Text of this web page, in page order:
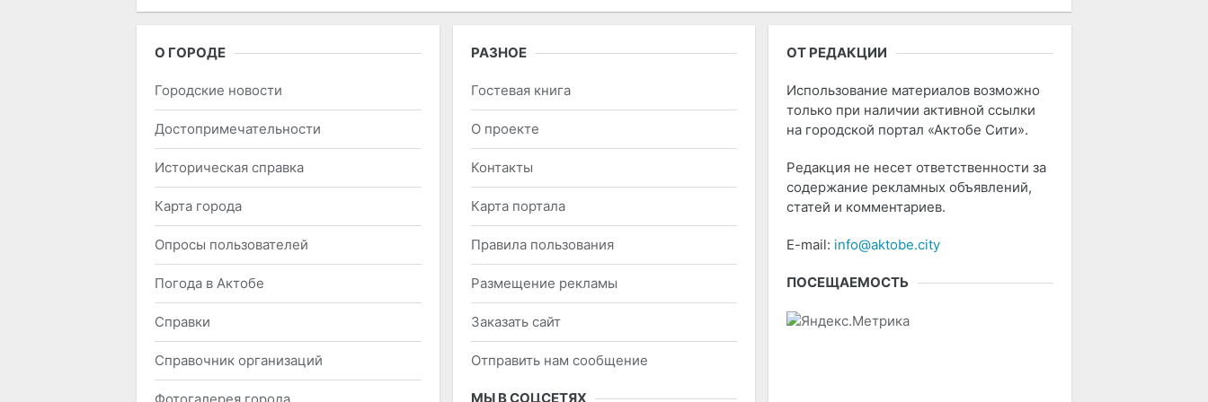
О ГОРОДЕ
Городские новости
Достопримечательности
Историческая справка
Карта города
Опросы пользователей
Погода в Актобе
Справки
Справочник организаций
РАЗНОЕ
Гостевая книга
О проекте
Контакты
Карта портала
Правила пользования
Размещение рекламы
Заказать сайт
Отправить нам сообщение
МЫ В СОЦСЕТЯХ
ОТ РЕДАКЦИИ
Использование материалов возможно
только при наличии активной ссылки
на городской портал «Актобе Сити».
Редакция не несет ответственности за
содержание рекламных объявлений,
статей и комментариев.
E-mail: info@aktobe.city
ПОСЕЩАЕМОСТЬ